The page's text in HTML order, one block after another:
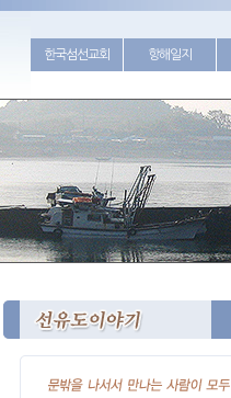
한국섬선교회 항해일지